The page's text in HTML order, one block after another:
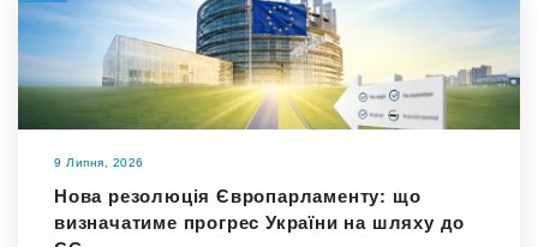
9 Липня, 2026
Нова резолюція Європарламенту: що
визначатиме прогрес України на шляху до